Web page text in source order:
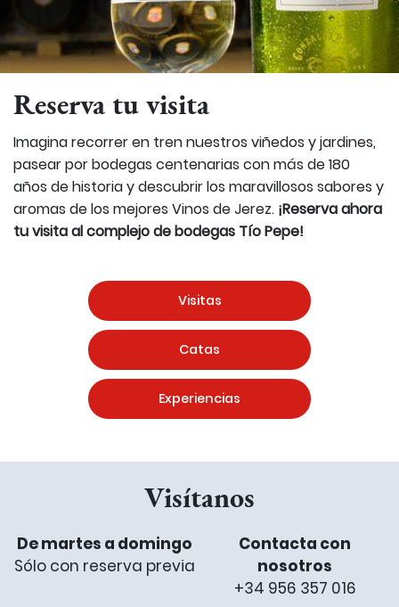
Reserva tu visita
Imagina recorrer en tren nuestros viñedos y jardines,
pasear por bodegas centenarias con más de 180
años de historia y descubrir los maravillosos sabores y
aromas de los mejores Vinos de Jerez. ¡Reserva ahora
tu visita al complejo de bodegas Tío Pepe!
Visitas
Catas
Experiencias
Visítanos
De martes a domingo
Sólo con reserva previa
Contacta con
nosotros
+34 956 357 016